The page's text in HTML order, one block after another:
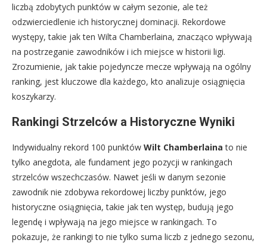
liczbą zdobytych punktów w całym sezonie, ale też
odzwierciedlenie ich historycznej dominacji. Rekordowe
występy, takie jak ten Wilta Chamberlaina, znacząco wpływają
na postrzeganie zawodników i ich miejsce w historii ligi.
Zrozumienie, jak takie pojedyncze mecze wpływają na ogólny
ranking, jest kluczowe dla każdego, kto analizuje osiągnięcia
koszykarzy.
Rankingi Strzelców a Historyczne Wyniki
Indywidualny rekord 100 punktów Wilt Chamberlaina to nie
tylko anegdota, ale fundament jego pozycji w rankingach
strzelców wszechczasów. Nawet jeśli w danym sezonie
zawodnik nie zdobywa rekordowej liczby punktów, jego
historyczne osiągnięcia, takie jak ten występ, budują jego
legendę i wpływają na jego miejsce w rankingach. To
pokazuje, że rankingi to nie tylko suma liczb z jednego sezonu,